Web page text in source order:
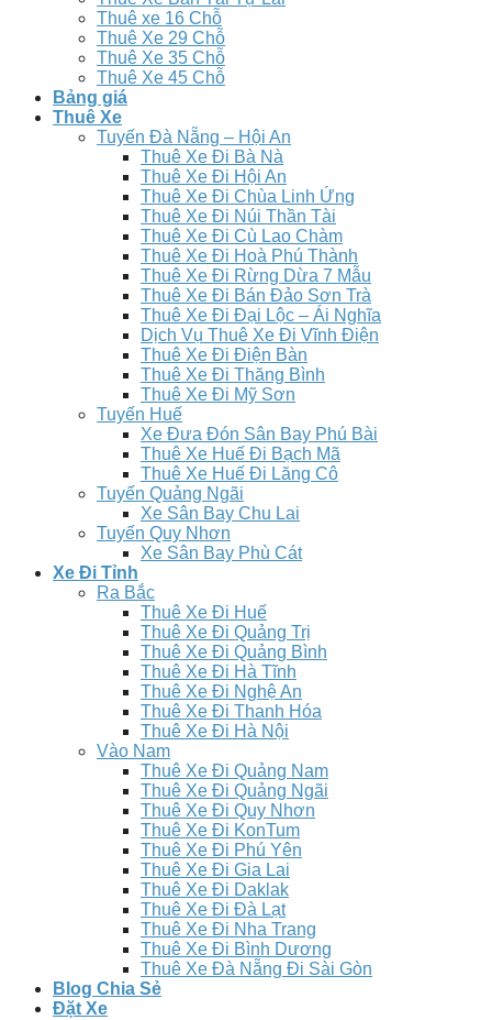
Thuê xe 16 Chỗ
Thuê Xe 29 Chỗ
Thuê Xe 35 Chỗ
Thuê Xe 45 Chỗ
Bảng giá
Thuê Xe
Tuyến Đà Nẵng – Hội An
Thuê Xe Đi Bà Nà
Thuê Xe Đi Hội An
Thuê Xe Đi Chùa Linh Ứng
Thuê Xe Đi Núi Thần Tài
Thuê Xe Đi Cù Lao Chàm
Thuê Xe Đi Hoà Phú Thành
Thuê Xe Đi Rừng Dừa 7 Mẫu
Thuê Xe Đi Bán Đảo Sơn Trà
Thuê Xe Đi Đại Lộc – Ái Nghĩa
Dịch Vụ Thuê Xe Đi Vĩnh Điện
Thuê Xe Đi Điện Bàn
Thuê Xe Đi Thăng Bình
Thuê Xe Đi Mỹ Sơn
Tuyến Huế
Xe Đưa Đón Sân Bay Phú Bài
Thuê Xe Huế Đi Bạch Mã
Thuê Xe Huế Đi Lăng Cô
Tuyến Quảng Ngãi
Xe Sân Bay Chu Lai
Tuyến Quy Nhơn
Xe Sân Bay Phù Cát
Xe Đi Tỉnh
Ra Bắc
Thuê Xe Đi Huế
Thuê Xe Đi Quảng Trị
Thuê Xe Đi Quảng Bình
Thuê Xe Đi Hà Tĩnh
Thuê Xe Đi Nghệ An
Thuê Xe Đi Thanh Hóa
Thuê Xe Đi Hà Nội
Vào Nam
Thuê Xe Đi Quảng Nam
Thuê Xe Đi Quảng Ngãi
Thuê Xe Đi Quy Nhơn
Thuê Xe Đi KonTum
Thuê Xe Đi Phú Yên
Thuê Xe Đi Gia Lai
Thuê Xe Đi Daklak
Thuê Xe Đi Đà Lạt
Thuê Xe Đi Nha Trang
Thuê Xe Đi Bình Dương
Thuê Xe Đà Nẵng Đi Sài Gòn
Blog Chia Sẻ
Đặt Xe